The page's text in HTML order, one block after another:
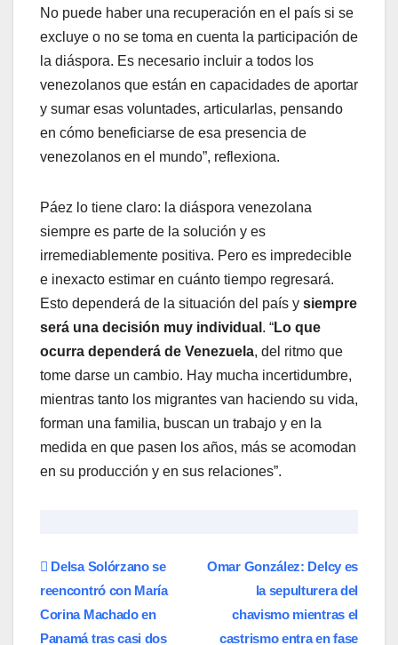
No puede haber una recuperación en el país si se
excluye o no se toma en cuenta la participación de
la diáspora. Es necesario incluir a todos los
venezolanos que están en capacidades de aportar
y sumar esas voluntades, articularlas, pensando
en cómo beneficiarse de esa presencia de
venezolanos en el mundo”, reflexiona.
Páez lo tiene claro: la diáspora venezolana
siempre es parte de la solución y es
irremediablemente positiva. Pero es impredecible
e inexacto estimar en cuánto tiempo regresará.
Esto dependerá de la situación del país y siempre
será una decisión muy individual . “Lo que
ocurra dependerá de Venezuela, del ritmo que
tome darse un cambio. Hay mucha incertidumbre,
mientras tanto los migrantes van haciendo su vida,
forman una familia, buscan un trabajo y en la
medida en que pasen los años, más se acomodan
en su producción y en sus relaciones”.
Navegación
de
Omar González: Delcy es
la sepulturera del
chavismo mientras el
castrismo entra en fase
Delsa Solórzano se
reencontró con María
Corina Machado en
Panamá tras casi dos